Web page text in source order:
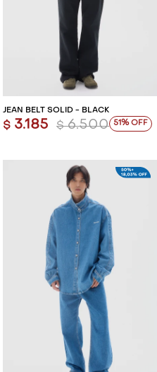
JEAN BELT SOLID - BLACK
$ 3.185 $ 6.500 51